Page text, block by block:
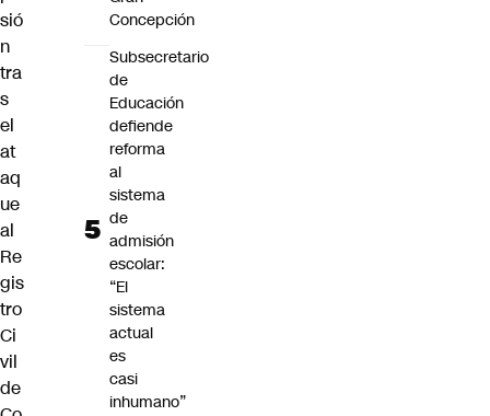
sió
n
tra
s
el
at
aq
ue
al
Re
gis
tro
Ci
vil
de
Concepción
Subsecretario
de
Educación
defiende
reforma
al
sistema
de
admisión
escolar:
“El
sistema
actual
es
casi
inhumano”